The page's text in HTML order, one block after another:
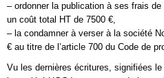
– ordonner la publication à ses frais de
un coût total HT de 7500 €,
– la condamner à verser à la société
€ au titre de l’article 700 du Code de
Vu les dernières écritures, signifiées